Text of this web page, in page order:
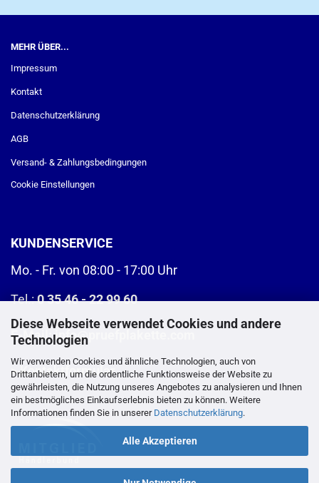
Diese Webseite verwendet Cookies und andere
Technologien
Wir verwenden Cookies und ähnliche Technologien, auch von
Drittanbietern, um die ordentliche Funktionsweise der Website zu
gewährleisten, die Nutzung unseres Angebotes zu analysieren und Ihnen
ein bestmögliches Einkaufserlebnis bieten zu können. Weitere
Informationen finden Sie in unserer Datenschutzerklärung.
Alle Akzeptieren
MEHR ÜBER...
Impressum
Kontakt
Datenschutzerklärung
AGB
Versand- & Zahlungsbedingungen
Cookie Einstellungen
KUNDENSERVICE
Mo. - Fr. von 08:00 - 17:00 Uhr
Tel.:0 35 46 - 22 99 60
E-Mail:info@pruefplakette.com
>Kontaktformular